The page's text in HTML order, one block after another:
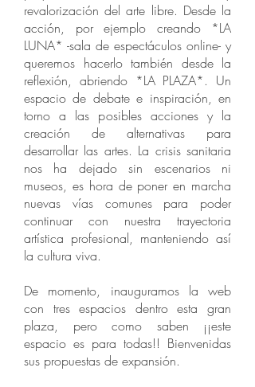
revalorización del arte libre. Desde la
acción, por ejemplo creando *LA
LUNA* -sala de espectáculos online- y
queremos hacerlo también desde la
reflexión, abriendo *LA PLAZA*. Un
espacio de debate e inspiración, en
torno a las posibles acciones y la
creación de alternativas para
desarrollar las artes. La crisis sanitaria
nos ha dejado sin escenarios ni
museos, es hora de poner en marcha
nuevas vías comunes para poder
continuar con nuestra trayectoria
artística profesional, manteniendo así
la cultura viva.
De momento, inauguramos la web
con tres espacios dentro esta gran
plaza, pero como saben ¡¡este
espacio es para todas!! Bienvenidas
sus propuestas de expansión.